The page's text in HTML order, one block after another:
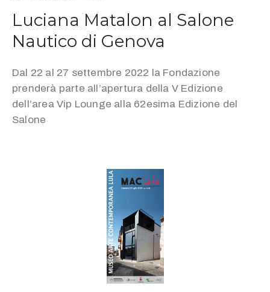
Luciana Matalon al Salone
Nautico di Genova
Dal 22 al 27 settembre 2022 la Fondazione
prenderà parte all’apertura della V Edizione
dell’area Vip Lounge alla 62esima Edizione del
Salone